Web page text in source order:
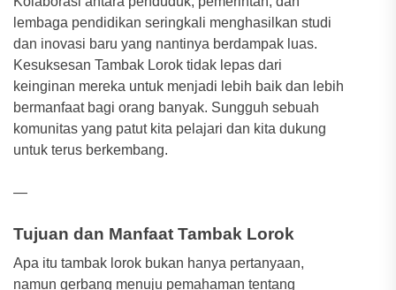
lembaga pendidikan seringkali menghasilkan studi
dan inovasi baru yang nantinya berdampak luas.
Kesuksesan Tambak Lorok tidak lepas dari
keinginan mereka untuk menjadi lebih baik dan lebih
bermanfaat bagi orang banyak. Sungguh sebuah
komunitas yang patut kita pelajari dan kita dukung
untuk terus berkembang.
—
Tujuan dan Manfaat Tambak Lorok
Apa itu tambak lorok bukan hanya pertanyaan,
namun gerbang menuju pemahaman tentang